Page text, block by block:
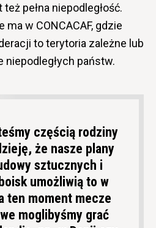
pełna niepodległość.
w CONCACAF, gdzie
to terytoria zależne lub
niepodległych państw.
częścią rodziny
że nasze plany
sztucznych i
umożliwią to w
ten moment mecze
moglibyśmy grać